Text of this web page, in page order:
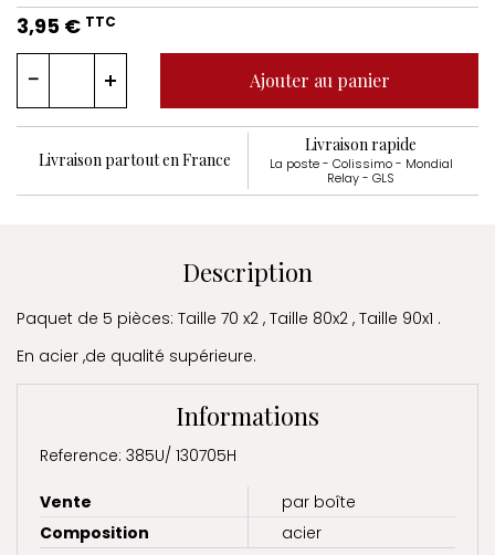
3,95 € TTC
Ajouter au panier
Livraison partout en France
Livraison rapide
La poste - Colissimo - Mondial
Relay - GLS
Description
Paquet de 5 pièces: Taille 70 x2 , Taille 80x2 , Taille 90x1 .
En acier ,de qualité supérieure.
Informations
Reference: 385U/ 130705H
Vente
par boîte
Composition
acier